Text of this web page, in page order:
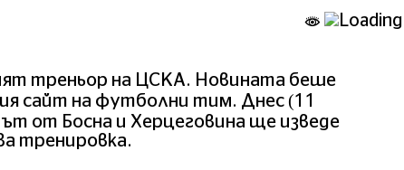
треньор на ЦСКА. Новината беше
сайт на футболни тим. Днес (11
от Босна и Херцеговина ще изведе
тренировка.